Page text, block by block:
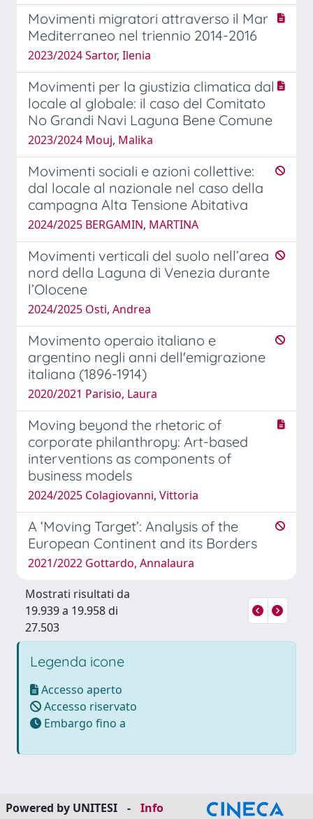
Movimenti migratori attraverso il Mar
Mediterraneo nel triennio 2014-2016
2023/2024 Sartor, Ilenia
Movimenti per la giustizia climatica dal
locale al globale: il caso del Comitato
No Grandi Navi Laguna Bene Comune
2023/2024 Mouj, Malika
Movimenti sociali e azioni collettive:
dal locale al nazionale nel caso della
campagna Alta Tensione Abitativa
2024/2025 BERGAMIN, MARTINA
Movimenti verticali del suolo nell’area
nord della Laguna di Venezia durante
l’Olocene
2024/2025 Osti, Andrea
Movimento operaio italiano e
argentino negli anni dell'emigrazione
italiana (1896-1914)
2020/2021 Parisio, Laura
Moving beyond the rhetoric of
corporate philanthropy: Art-based
interventions as components of
business models
2024/2025 Colagiovanni, Vittoria
A ‘Moving Target’: Analysis of the
European Continent and its Borders
2021/2022 Gottardo, Annalaura
Mostrati risultati da
19.939 a 19.958 di
27.503
Legenda icone
Accesso aperto
Accesso riservato
Embargo fino a
Powered by UNITESI -
Info